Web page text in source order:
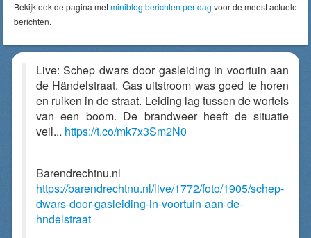
Bekijk ook de pagina metminiblog berichten per dag voor de meest actuele
berichten.
Live: Schep dwars door gasleiding in voortuin aan
de Händelstraat. Gas uitstroom was goed te horen
en ruiken in de straat. Leiding lag tussen de wortels
van een boom. De brandweer heeft de situatie
veil... https://t.co/mk7x3Sm2N0
Barendrechtnu.nl
https://barendrechtnu.nl/live/1772/foto/1905/schep-
dwars-door-gasleiding-in-voortuin-aan-de-
hndelstraat